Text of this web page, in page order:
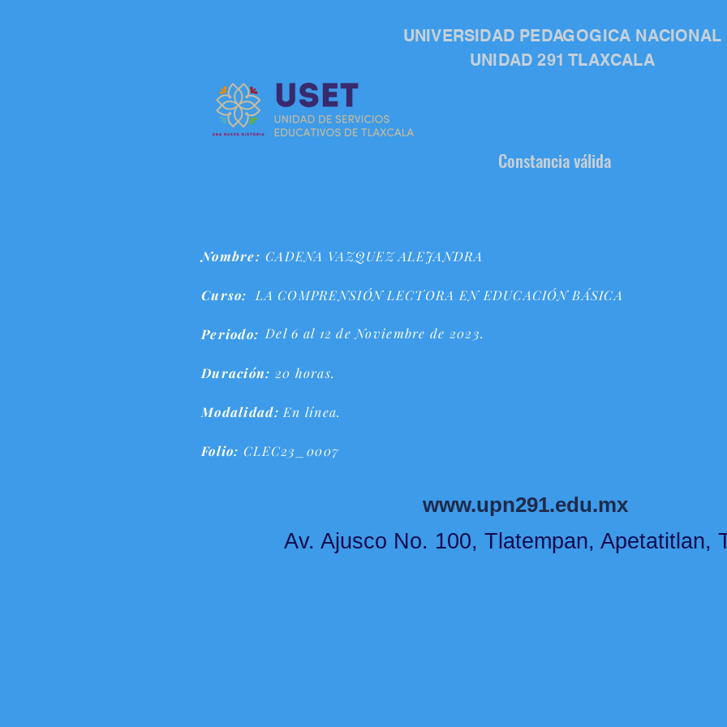
UNIVERSIDAD PEDAGOGICA NACIONAL
UNIDAD 291 TLAXCALA
Constancia válida
Nombre:
Curso: LA COMPRENSIÓN LECTORA EN EDUCACIÓN BÁSICA
Periodo:
Duración: 20 horas.
Modalidad: En línea.
Folio:
CADENA VAZQUEZ ALEJANDRA
Del 6 al 12 de Noviembre de 2023.
CLEC23_0007
www.upn291.edu.mx
Av. Ajusco No. 100, Tlatempan, Apetatitlan,